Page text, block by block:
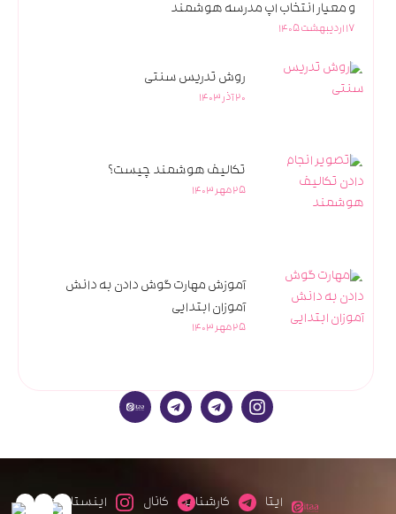
و معیار انتخاب اپ مدرسه هوشمند
17 اردیبهشت 1405
روش تدریس سنتی
20 آذر 1403
تکالیف هوشمند چیست؟
25 مهر 1403
آموزش مهارت گوش دادن به دانش
آموزان ابتدایی
25 مهر 1403
ایتا
کارشناس
کانال
اینستاگرام